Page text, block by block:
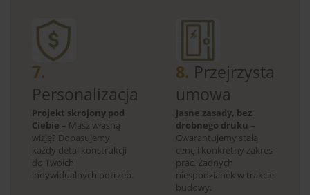
7.
Personalizacja
Projekt skrojony pod
Ciebie – Masz własną
wizję? Dopasujemy
każdy detal konstrukcji
do Twoich
indywidualnych potrzeb.
8. Przejrzysta
umowa
Jasne zasady, bez
drobnego druku –
Gwarantujemy stałą
cenę i konkretny zakres
prac. Żadnych
niespodzianek w trakcie
budowy.